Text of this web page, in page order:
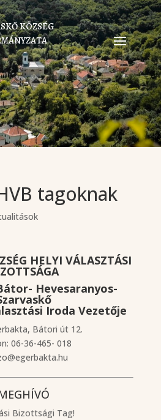
KÖZSÉG
tagoknak
HELYI VÁLASZTÁSI
Hevesaranyos-
Iroda Vezetője
Bátori út 12.
06-36-465- 018
Bizottsági Tag!